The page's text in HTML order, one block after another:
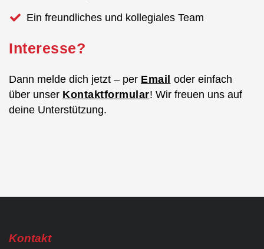
Ein freundliches und kollegiales Team
Interesse?
Dann melde dich jetzt – per Email oder einfach
über unser Kontaktformular! Wir freuen uns auf
deine Unterstützung.
Kontakt